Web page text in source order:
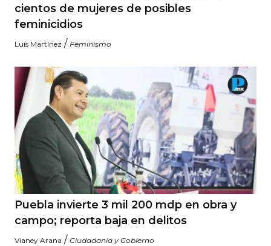
cientos de mujeres de posibles
feminicidios
Luis Martínez / Feminismo
Puebla invierte 3 mil 200 mdp en obra y
campo; reporta baja en delitos
Vianey Arana / Ciudadanía y Gobierno